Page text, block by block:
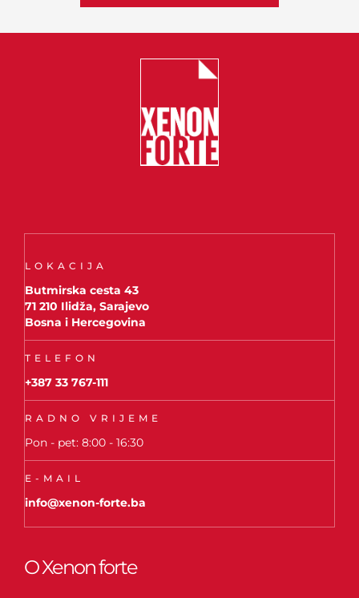
LOKACIJA
Butmirska cesta 43
71 210 Ilidža, Sarajevo
Bosna i Hercegovina
TELEFON
+387 33 767-111
RADNO VRIJEME
Pon - pet: 8:00 - 16:30
E-MAIL
info@xenon-forte.ba
O Xenon forte